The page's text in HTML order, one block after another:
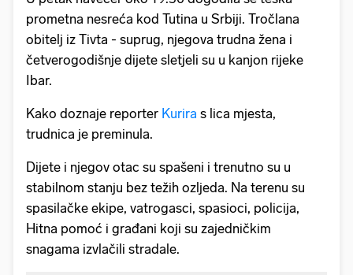
prometna nesreća kod Tutina u Srbiji. Tročlana
obitelj iz Tivta - suprug, njegova trudna žena i
četverogodišnje dijete sletjeli su u kanjon rijeke
Ibar.
Kako doznaje reporter Kurira s lica mjesta,
trudnica je preminula.
Dijete i njegov otac su spašeni i trenutno su u
stabilnom stanju bez težih ozljeda. Na terenu su
spasilačke ekipe, vatrogasci, spasioci, policija,
Hitna pomoć i građani koji su zajedničkim
snagama izvlačili stradale.